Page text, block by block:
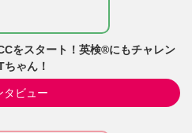
をスタート！英検®にもチャレン
ちゃん！
タビュー